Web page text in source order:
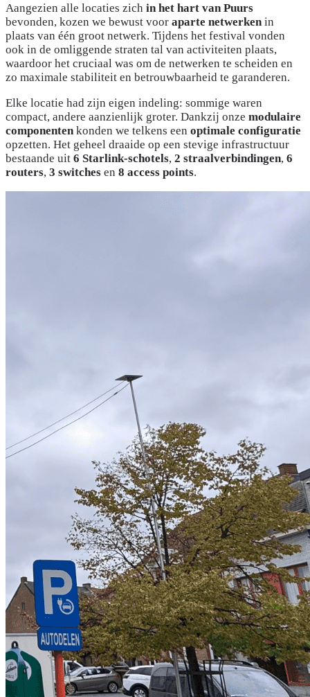
Aangezien alle locaties zich in het hart van Puurs
bevonden, kozen we bewust voor aparte netwerken in
plaats van één groot netwerk. Tijdens het festival vonden
ook in de omliggende straten tal van activiteiten plaats,
waardoor het cruciaal was om de netwerken te scheiden en
zo maximale stabiliteit en betrouwbaarheid te garanderen.
Elke locatie had zijn eigen indeling: sommige waren
compact, andere aanzienlijk groter. Dankzij onze modulaire
componenten konden we telkens een optimale configuratie
opzetten. Het geheel draaide op een stevige infrastructuur
bestaande uit 6 Starlink-schotels, 2 straalverbindingen, 6
routers, 3 switches en 8 access points.